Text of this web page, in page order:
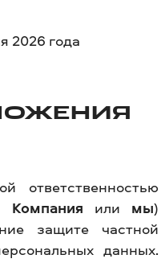
2026 года
ответственностью
Компания или мы)
защите частной
данных.